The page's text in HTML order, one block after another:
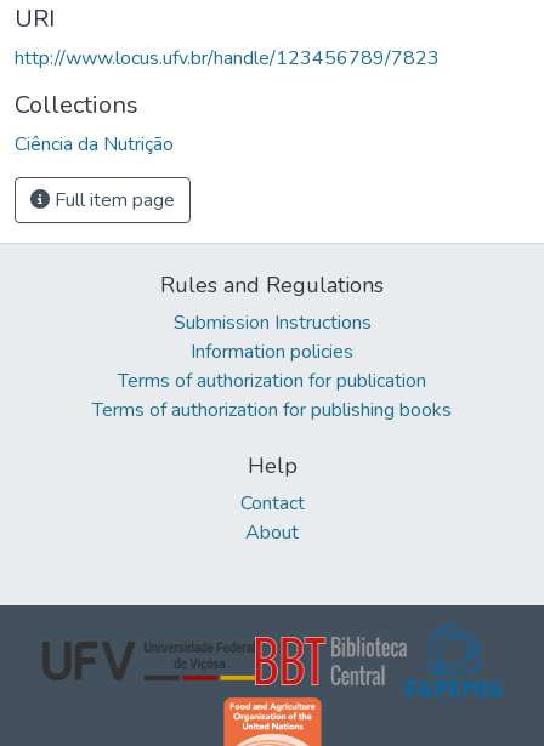
URI
http://www.locus.ufv.br/handle/123456789/7823
Collections
Ciência da Nutrição
Full item page
Rules and Regulations
Submission Instructions
Information policies
Terms of authorization for publication
Terms of authorization for publishing books
Help
Contact
About